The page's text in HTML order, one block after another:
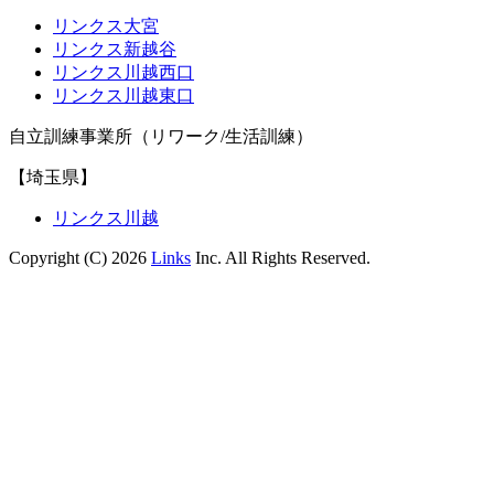
リンクス大宮
リンクス新越谷
リンクス川越西口
リンクス川越東口
自立訓練事業所（リワーク/生活訓練）
【埼玉県】
リンクス川越
Copyright (C) 2026 Links Inc. All Rights Reserved.